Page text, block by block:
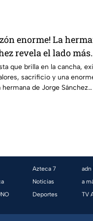
enorme! La
revela el lado más
mexicano
que brilla en la cancha,
sacrificio y una
hermana de Jorge Sánchez
pocos conocen sobre el
Azteca 7
Noticias
Deportes
adn
a
TV